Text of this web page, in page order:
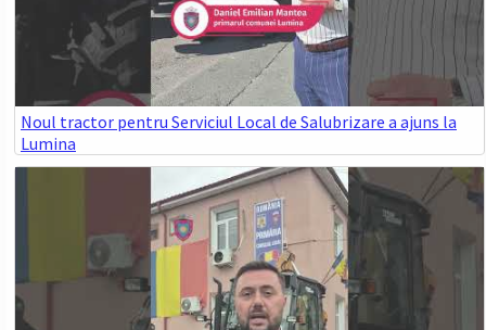
Noul tractor pentru Serviciul Local de Salubrizare a ajuns la
Lumina